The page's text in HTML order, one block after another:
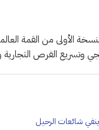
الأولى من القمة
وتسريع الفرص التجارية
شائعات الرحيل